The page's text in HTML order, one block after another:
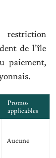
de l’île
paiement,
Promos
applicables
Aucune